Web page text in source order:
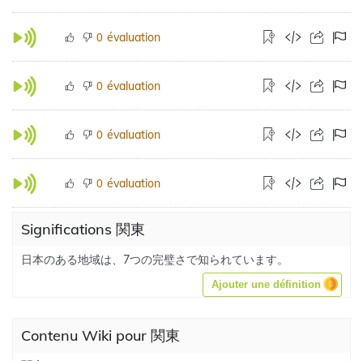
0 évaluation
0 évaluation
0 évaluation
0 évaluation
Significations 関東
日本のある地域は、7つの完璧さで知られています。
Ajouter une définition
Contenu Wiki pour 関東